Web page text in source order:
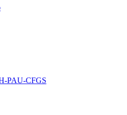
PAU-CFGS